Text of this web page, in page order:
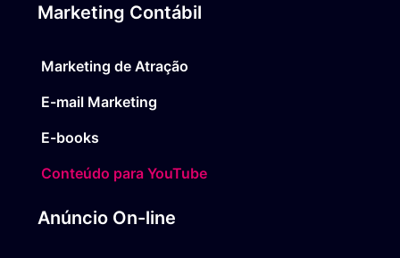
Marketing Contábil
Marketing de Atração
E-mail Marketing
E-books
Conteúdo para YouTube
Anúncio On-line